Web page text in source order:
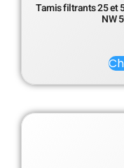
Tamis filtrants 25 et
NW